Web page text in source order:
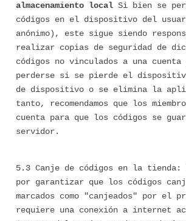
almacenamiento local Si bien se
códigos en el dispositivo del
anónimo), este sigue siendo
realizar copias de seguridad de
códigos no vinculados a una cuenta
perderse si se pierde el
de dispositivo o se elimina la
tanto, recomendamos que los
cuenta para que los códigos se
servidor.
5.3 Canje de códigos en la tienda:
por garantizar que los códigos
marcados como "canjeados" por el
requiere una conexión a internet